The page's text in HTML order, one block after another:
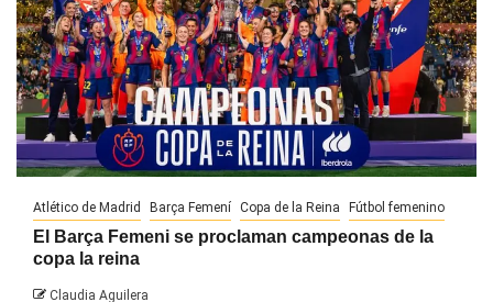
Atlético de Madrid Barça Femení Copa de la Reina Fútbol femenino
El Barça Femeni se proclaman campeonas de la
copa la reina
Claudia Aguilera